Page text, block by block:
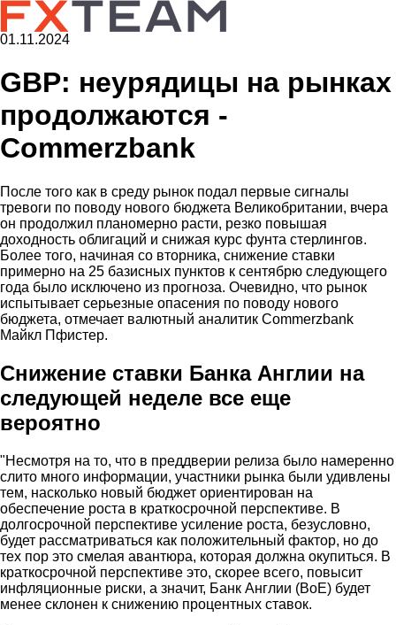
01.11.2024
GBP: неурядицы на рынках
продолжаются -
Commerzbank
После того как в среду рынок подал первые сигналы
тревоги по поводу нового бюджета Великобритании, вчера
он продолжил планомерно расти, резко повышая
доходность облигаций и снижая курс фунта стерлингов.
Более того, начиная со вторника, снижение ставки
примерно на 25 базисных пунктов к сентябрю следующего
года было исключено из прогноза. Очевидно, что рынок
испытывает серьезные опасения по поводу нового
бюджета, отмечает валютный аналитик Commerzbank
Майкл Пфистер.
Снижение ставки Банка Англии на
следующей неделе все еще
вероятно
"Несмотря на то, что в преддверии релиза было намеренно
слито много информации, участники рынка были удивлены
тем, насколько новый бюджет ориентирован на
обеспечение роста в краткосрочной перспективе. В
долгосрочной перспективе усиление роста, безусловно,
будет рассматриваться как положительный фактор, но до
тех пор это смелая авантюра, которая должна окупиться. В
краткосрочной перспективе это, скорее всего, повысит
инфляционные риски, а значит, Банк Англии (BoE) будет
менее склонен к снижению процентных ставок.